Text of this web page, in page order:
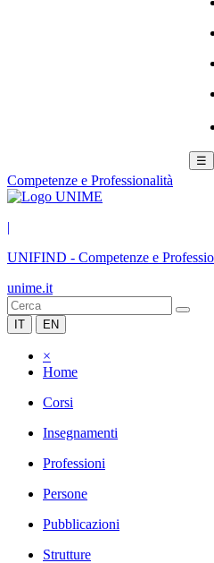
☰
Competenze e Professionalità
|
UNIFIND - Competenze e
unime.it
IT EN
×
Home
Corsi
Insegnamenti
Professioni
Persone
Pubblicazioni
Strutture